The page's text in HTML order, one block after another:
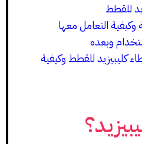
للقطط
وكيفية التعامل معها
وبعده
كليبيزيد للقطط وكيفية